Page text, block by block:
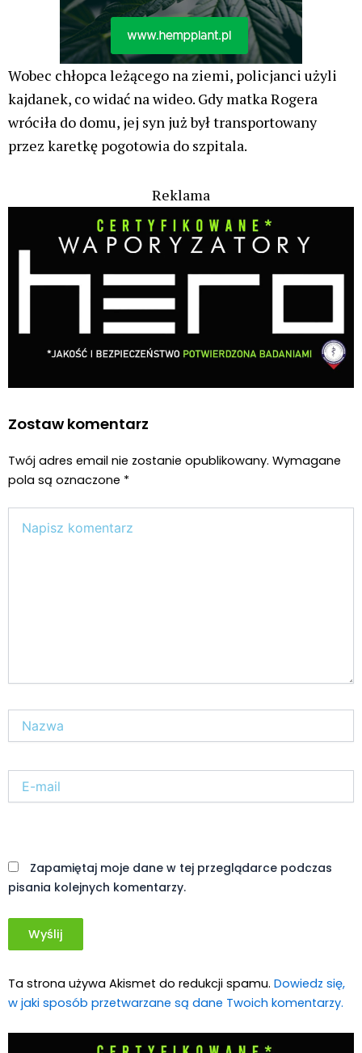
Wobec chłopca leżącego na ziemi, policjanci użyli
kajdanek, co widać na wideo. Gdy matka Rogera
wróciła do domu, jej syn już był transportowany
przez karetkę pogotowia do szpitala.
Reklama
Zostaw komentarz
Twój adres email nie zostanie opublikowany. Wymagane
pola są oznaczone *
tutaj..
mail*
Zapamiętaj moje dane w tej przeglądarce podczas
pisania kolejnych komentarzy.
Ta strona używa Akismet do redukcji spamu. Dowiedz się,
w jaki sposób przetwarzane są dane Twoich komentarzy.